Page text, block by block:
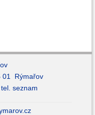
01 Rýmařov
tel. seznam